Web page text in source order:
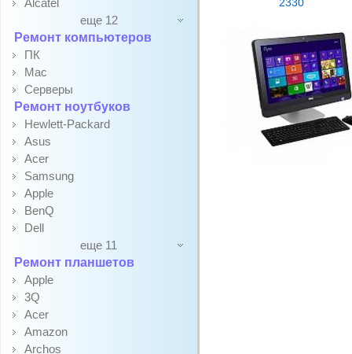
Alcatel
еще 12
Ремонт компьютеров
ПК
Mac
Серверы
Ремонт ноутбуков
Hewlett-Packard
Asus
Acer
Samsung
Apple
BenQ
Dell
еще 11
Ремонт планшетов
Apple
3Q
Acer
Amazon
Archos